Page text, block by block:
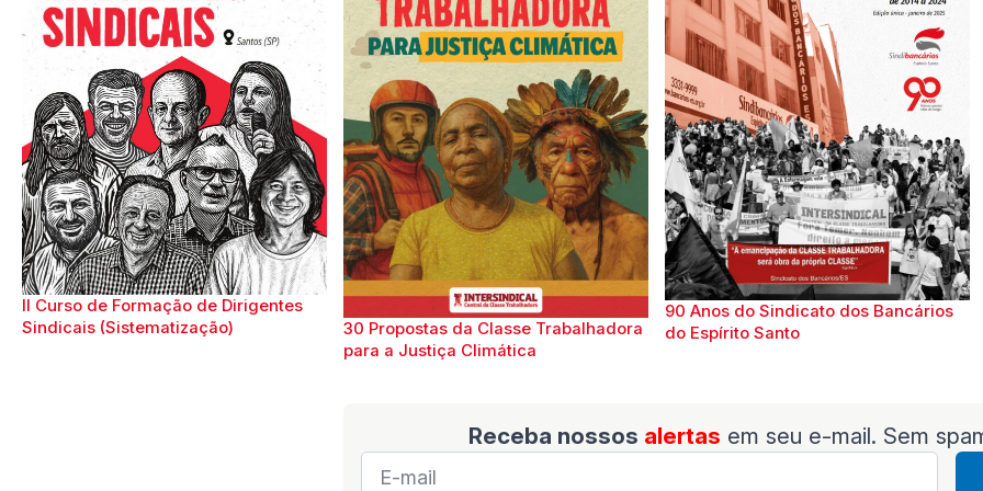
II Curso de Formação de Dirigentes
Sindicais (Sistematização)
30 Propostas da Classe Trabalhadora
para a Justiça Climática
90 Anos do Sindicato dos Bancários
do Espírito Santo
Receba nossos alertas em seu e-mail. Sem
E-
mail